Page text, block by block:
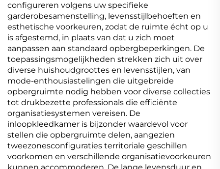
configureren volgens uw specifieke
garderobesamenstelling, levensstijlbehoeften en
esthetische voorkeuren, zodat de ruimte écht op u
is afgestemd, in plaats van dat u zich moet
aanpassen aan standaard opbergbeperkingen. De
toepassingsmogelijkheden strekken zich uit over
diverse huishoudgroottes en levensstijlen, van
mode-enthousiastelingen die uitgebreide
opbergruimte nodig hebben voor diverse collecties
tot drukbezette professionals die efficiënte
organisatiesystemen vereisen. De
inloopkleedkamer is bijzonder waardevol voor
stellen die opbergruimte delen, aangezien
tweezonesconfiguraties territoriale geschillen
voorkomen en verschillende organisatievoorkeuren